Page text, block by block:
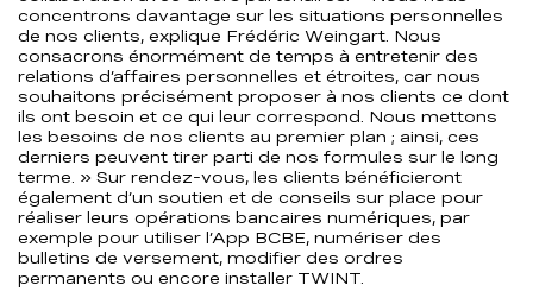
concentrons davantage sur les situations personnelles
de nos clients, explique Frédéric Weingart. Nous
consacrons énormément de temps à entretenir des
relations d’affaires personnelles et étroites, car nous
souhaitons précisément proposer à nos clients ce dont
ils ont besoin et ce qui leur correspond. Nous mettons
les besoins de nos clients au premier plan ; ainsi, ces
derniers peuvent tirer parti de nos formules sur le long
terme. » Sur rendez-vous, les clients bénéficieront
également d’un soutien et de conseils sur place pour
réaliser leurs opérations bancaires numériques, par
exemple pour utiliser l’App BCBE, numériser des
bulletins de versement, modifier des ordres
permanents ou encore installer TWINT.